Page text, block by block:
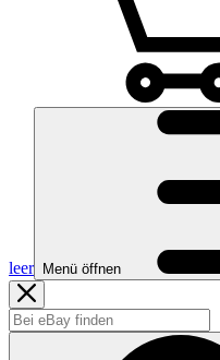
leer Menü öffnen